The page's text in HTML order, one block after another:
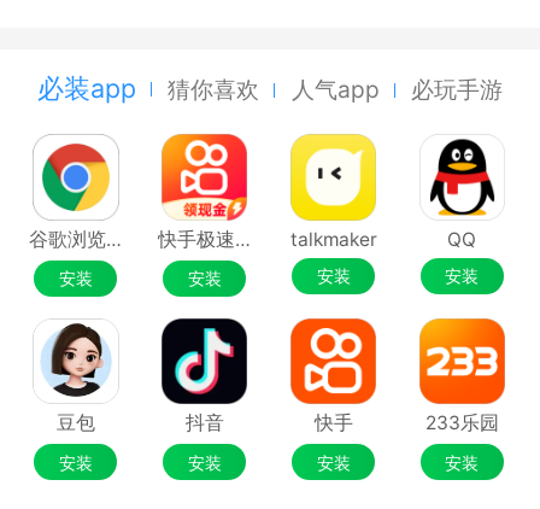
必装app 猜你喜欢 人气app 必玩手游
谷歌浏览器Google Chrome
安装
快手极速版
安装
talkmaker
安装
QQ
安装
豆包
安装
抖音
安装
快手
安装
233乐园
安装